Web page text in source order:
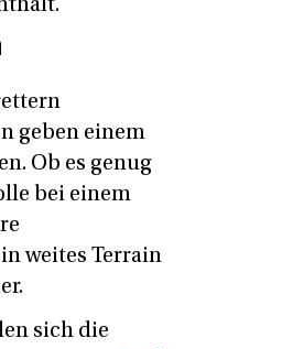
geben einem
Ob es genug
bei einem
weites Terrain
sich die